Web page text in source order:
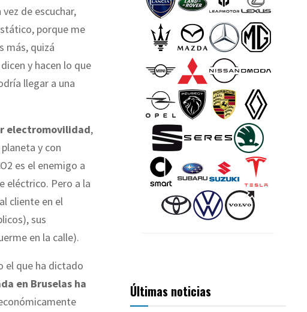
de escuchar,
porque me
más, quizá
y hacen lo que
llegar a una
electromovilidad,
y con
es el enemigo a
eléctrico. Pero a la
cliente en el
sus
en la calle).
el que ha dictado
en Bruselas ha
Últimas noticias